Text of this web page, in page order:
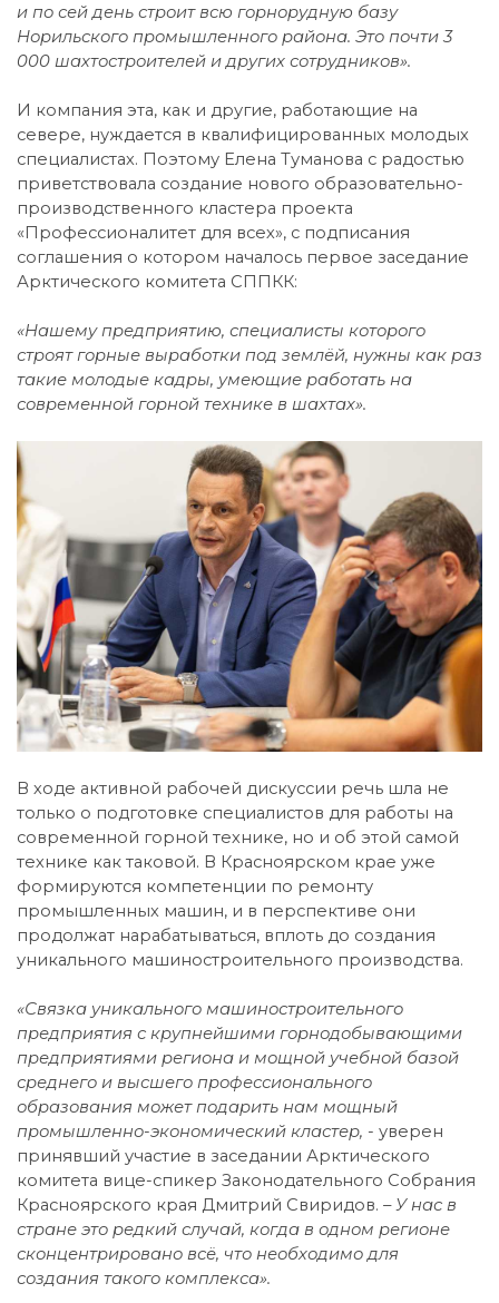
и по сей день строит всю горнорудную базу
Норильского промышленного района. Это почти 3
000 шахтостроителей и других сотрудников».
И компания эта, как и другие, работающие на
севере, нуждается в квалифицированных молодых
специалистах. Поэтому Елена Туманова с радостью
приветствовала создание нового образовательно-
производственного кластера проекта
«Профессионалитет для всех», с подписания
соглашения о котором началось первое заседание
Арктического комитета СППКК:
«Нашему предприятию, специалисты которого
строят горные выработки под землёй, нужны как раз
такие молодые кадры, умеющие работать на
современной горной технике в шахтах».
В ходе активной рабочей дискуссии речь шла не
только о подготовке специалистов для работы на
современной горной технике, но и об этой самой
технике как таковой. В Красноярском крае уже
формируются компетенции по ремонту
промышленных машин, и в перспективе они
продолжат нарабатываться, вплоть до создания
уникального машиностроительного производства.
«Связка уникального машиностроительного
предприятия с крупнейшими горнодобывающими
предприятиями региона и мощной учебной базой
среднего и высшего профессионального
образования может подарить нам мощный
промышленно-экономический кластер, - уверен
принявший участие в заседании Арктического
комитета вице-спикер Законодательного Собрания
Красноярского края Дмитрий Свиридов. – У нас в
стране это редкий случай, когда в одном регионе
сконцентрировано всё, что необходимо для
создания такого комплекса».